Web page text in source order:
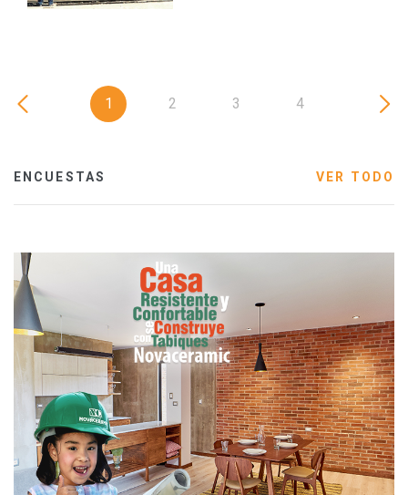
1 2 3 4
ENCUESTAS VER TODO